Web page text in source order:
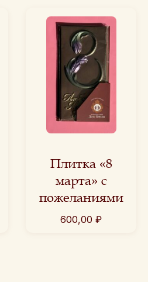
Плитка «8
марта» с
пожеланиями
600,00 ₽